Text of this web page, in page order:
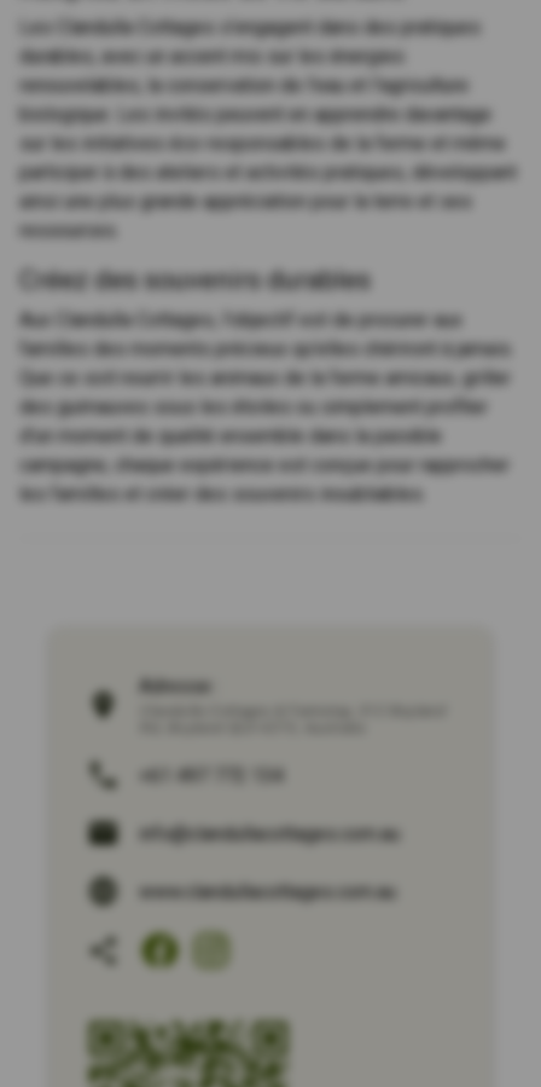
Les Clandulla Cottages s'engagent dans des pratiques
durables, avec un accent mis sur les énergies
renouvelables, la conservation de l'eau et l'agriculture
biologique. Les invités peuvent en apprendre davantage
sur les initiatives éco-responsables de la ferme et même
participer à des ateliers et activités pratiques, développant
ainsi une plus grande appréciation pour la terre et ses
ressources.
Créez des souvenirs durables
Aux Clandulla Cottages, l'objectif est de procurer aux
familles des moments précieux qu'elles chériront à jamais.
Que ce soit nourrir les animaux de la ferme amicaux, griller
des guimauves sous les étoiles ou simplement profiter
d'un moment de qualité ensemble dans la paisible
campagne, chaque expérience est conçue pour rapprocher
les familles et créer des souvenirs inoubliables.
Adresse :
info@clandullacottages.com.au
www.clandullacottages.com.au